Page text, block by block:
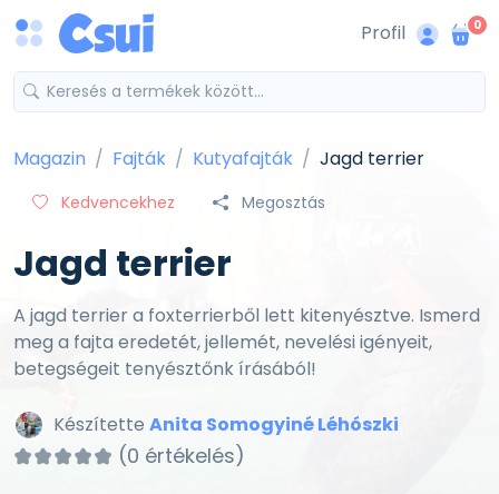
Profil 0
Magazin Fajták Kutyafajták Jagd terrier
Kedvencekhez Megosztás
Jagd terrier
A jagd terrier a foxterrierből lett kitenyésztve. Ismerd
meg a fajta eredetét, jellemét, nevelési igényeit,
betegségeit tenyésztőnk írásából!
Készítette Anita Somogyiné Léhószki
(0 értékelés)